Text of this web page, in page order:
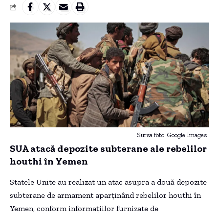
Sursa foto: Google Images
SUA atacă depozite subterane ale rebelilor
houthi în Yemen
Statele Unite au realizat un atac asupra a două depozite
subterane de armament aparținând rebelilor houthi în
Yemen, conform informațiilor furnizate de